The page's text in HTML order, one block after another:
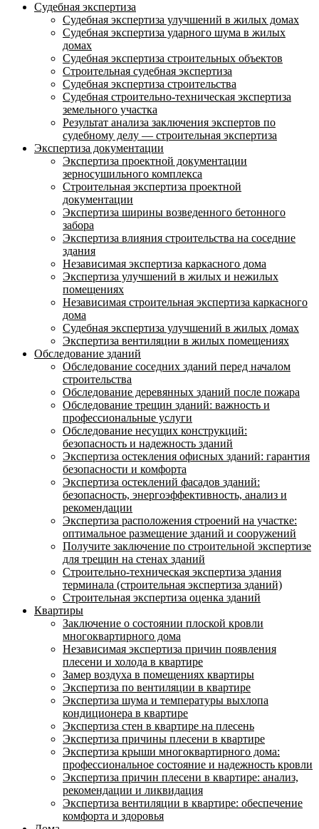
Судебная экспертиза
Судебная экспертиза улучшений в жилых домах
Судебная экспертиза ударного шума в жилых
домах
Судебная экспертиза строительных объектов
Строительная судебная экспертиза
Судебная экспертиза строительства
Судебная строительно-техническая экспертиза
земельного участка
Результат анализа заключения экспертов по
судебному делу — строительная экспертиза
Экспертиза документации
Экспертиза проектной документации
зерносушильного комплекса
Строительная экспертиза проектной
документации
Экспертиза ширины возведенного бетонного
забора
Экспертиза влияния строительства на соседние
здания
Независимая экспертиза каркасного дома
Экспертиза улучшений в жилых и нежилых
помещениях
Независимая строительная экспертиза каркасного
дома
Судебная экспертиза улучшений в жилых домах
Экспертиза вентиляции в жилых помещениях
Обследование зданий
Обследование соседних зданий перед началом
строительства
Обследование деревянных зданий после пожара
Обследование трещин зданий: важность и
профессиональные услуги
Обследование несущих конструкций:
безопасность и надежность зданий
Экспертиза остекления офисных зданий: гарантия
безопасности и комфорта
Экспертиза остеклений фасадов зданий:
безопасность, энергоэффективность, анализ и
рекомендации
Экспертиза расположения строений на участке:
оптимальное размещение зданий и сооружений
Получите заключение по строительной экспертизе
для трещин на стенах зданий
Строительно-техническая экспертиза здания
терминала (строительная экспертиза зданий)
Строительная экспертиза оценка зданий
Квартиры
Заключение о состоянии плоской кровли
многоквартирного дома
Независимая экспертиза причин появления
плесени и холода в квартире
Замер воздуха в помещениях квартиры
Экспертиза по вентиляции в квартире
Экспертиза шума и температуры выхлопа
кондиционера в квартире
Экспертиза стен в квартире на плесень
Экспертиза причины плесени в квартире
Экспертиза крыши многоквартирного дома:
профессиональное состояние и надежность кровли
Экспертиза причин плесени в квартире: анализ,
рекомендации и ликвидация
Экспертиза вентиляции в квартире: обеспечение
комфорта и здоровья